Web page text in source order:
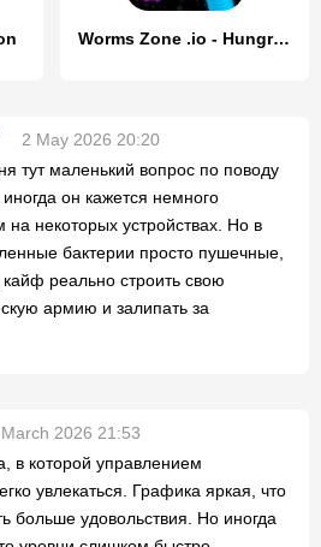
Worms Zone .io - Hungry Snake
2 May 2026 20:20
тут маленький вопрос по поводу
он кажется немного
на некоторых устройствах. Но в
бактерии просто пушечные,
кайф реально строить свою
армию и залипать за
2026 21:53
в которой управлением
увлекаться. Графика яркая, что
больше удовольствия. Но иногда